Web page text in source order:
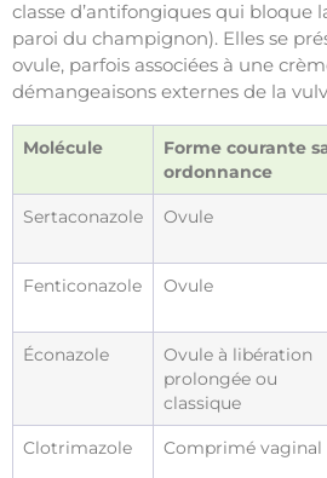
classe d’antifongiques qui bloque
paroi du champignon). Elles se
ovule, parfois associées à une
démangeaisons externes de la
Molécule
Forme courante
ordonnance
Sertaconazole Ovule
Fenticonazole Ovule
Éconazole
Ovule à libération
prolongée ou
classique
Clotrimazole Comprimé vaginal